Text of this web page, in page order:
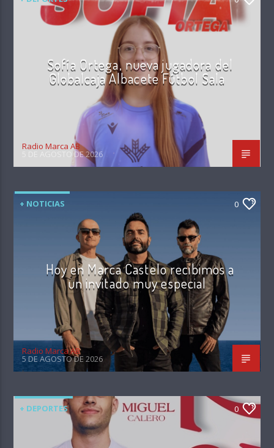
Sofía Ortega, nueva jugadora del
Globalcaja Albacete Fútbol Sala
Radio Marca AB
5 DE AGOSTO DE 2026
+ NOTICIAS 0
Hoy en Marca Castelo recibimos a
un invitado muy especial
Radio Marca AB
5 DE AGOSTO DE 2026
+ DEPORTES 0